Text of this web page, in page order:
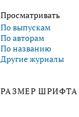
Просматривать
По выпускам
По авторам
По названию
Другие журналы
РАЗМЕР ШРИФТА